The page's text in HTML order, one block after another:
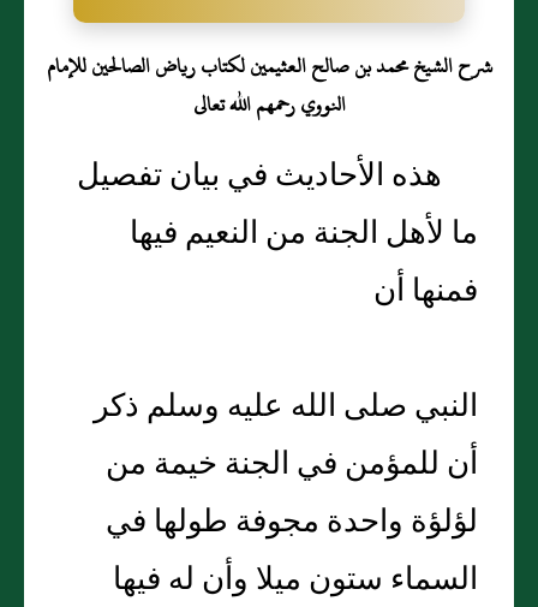
شرح الشيخ محمد بن صالح العثيمين لكتاب رياض الصالحين للإمام
النووي رحمهم الله تعالى
هذه الأحاديث في بيان تفصيل
ما لأهل الجنة من النعيم فيها
فمنها أن
النبي صلى الله عليه وسلم ذكر
أن للمؤمن في الجنة خيمة من
لؤلؤة واحدة مجوفة طولها في
السماء ستون ميلا وأن له فيها